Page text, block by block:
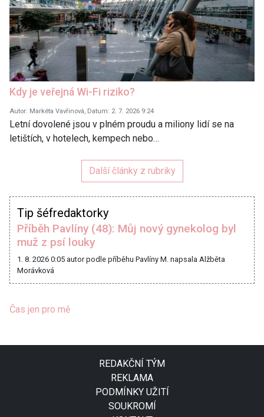
Kdy je veřejná Wi-Fi riziko?
Autor: Markéta Vavřinová, Datum: 2. 7. 2026 9:24
Letní dovolené jsou v plném proudu a miliony lidí se na
letištích, v hotelech, kempech nebo…
Další články z rubriky
Tip šéfredaktorky
Příběh Pavlíny (48): Můj nový gynekolog byl
muž z psí louky
1. 8. 2026 0:05 autor podle příběhu Pavlíny M. napsala Alžběta
Morávková
Čas jen pro mě
REDAKČNÍ TÝM
REKLAMA
PODMÍNKY UŽITÍ
SOUKROMÍ